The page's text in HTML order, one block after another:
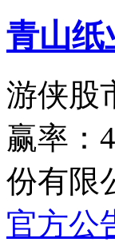
青山纸
游侠股
赢率：
份有限
官方公